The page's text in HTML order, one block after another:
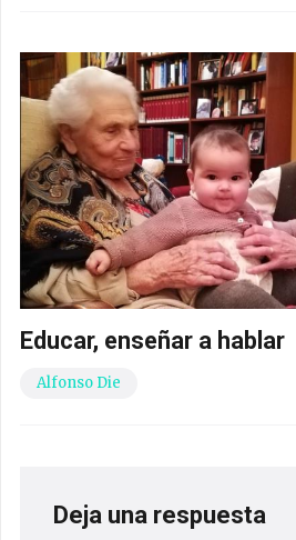
Educar, enseñar a hablar
Alfonso Die
Deja una respuesta